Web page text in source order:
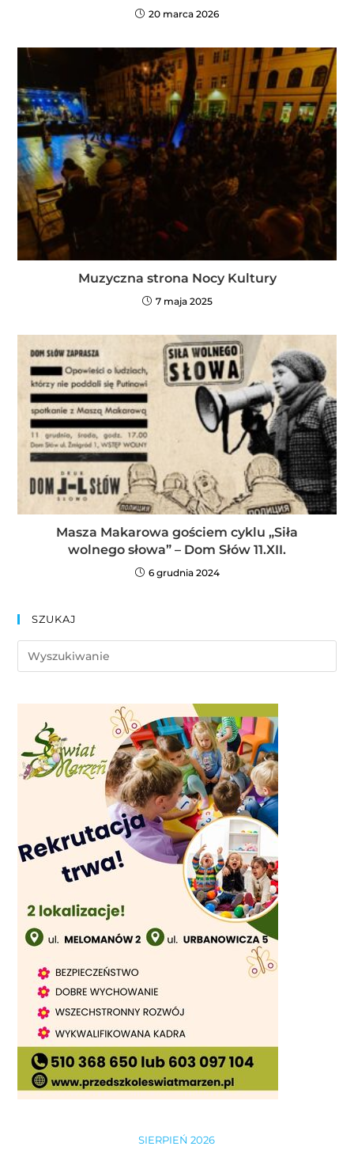
20 marca 2026
Muzyczna strona Nocy Kultury
7 maja 2025
Masza Makarowa gościem cyklu „Siła
wolnego słowa” – Dom Słów 11.XII.
6 grudnia 2024
SZUKAJ
SIERPIEŃ 2026